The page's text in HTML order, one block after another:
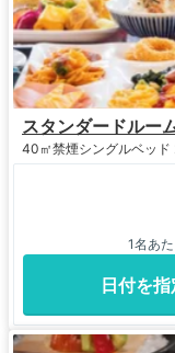
スタンダードル
40㎡禁煙シングルベッ
1名あ
日付を